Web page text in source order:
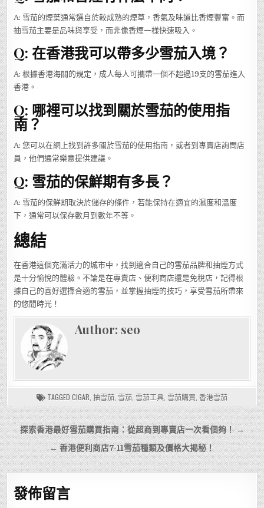
A: 雪茄的煙葉通常選自於較成熟的煙草，香氣及味道比香煙豐富。而
抽雪茄主要是品味與享受，而非像香煙一樣快速吸入。
Q: 在香港我可以帶多少雪茄入境？
A: 根據香港海關的規定，成人每人可攜帶一個不超過19支的雪茄進入
香港。
Q: 哪裡可以找到關於雪茄的使用指
南？
A: 您可以在網上找到許多關於雪茄的使用指南，或者到專賣店詢問店
員，他們通常樂意提供建議。
Q: 雪茄的保鮮期有多長？
A: 雪茄的保鮮期取決於儲存的條件，若能保持在適宜的濕度和溫度
下，通常可以保存數月到數年不等。
總結
在香港這個充滿活力的城市中，找到適合自己的雪茄品牌和抽煙方式
是十分愉悅的體驗。不論是在專賣店、便利商店還是免稅店，記得根
據自己的喜好選擇合適的雪茄，並掌握抽煙的技巧，享受雪茄所帶來
的悠閒時光！
Author: seo
TAGGED CIGAR 抽雪茄 雪茄 雪茄工具 雪茄購買 香港雪茄
文
章
導
覽
探索香港最好雪茄購買指南：從超商到專賣店一次看個夠！ →
← 香港便利商店7-11雪茄種類及價格大揭秘！
發佈留言